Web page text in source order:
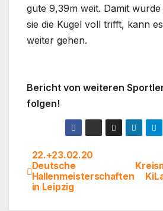
gute 9,39m weit. Damit
sie die Kugel voll trifft, kann
weiter gehen.
Bericht von weiteren
folgen!
22.+23.02.20
Deutsche
Hallenmeisterschaften
in Leipzig